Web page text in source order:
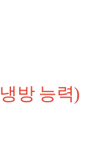
방 능력)